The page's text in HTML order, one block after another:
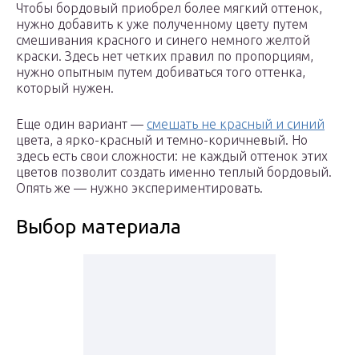
Чтобы бордовый приобрел более мягкий оттенок,
нужно добавить к уже полученному цвету путем
смешивания красного и синего немного желтой
краски. Здесь нет четких правил по пропорциям,
нужно опытным путем добиваться того оттенка,
который нужен.
Еще один вариант — смешать не красный и синий
цвета, а ярко-красный и темно-коричневый. Но
здесь есть свои сложности: не каждый оттенок этих
цветов позволит создать именно теплый бордовый.
Опять же — нужно экспериментировать.
Выбор материала